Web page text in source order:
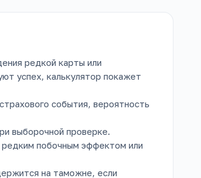
редкой карты или
успех, калькулятор покажет
события, вероятность
выборочной проверке.
редким побочным эффектом или
на таможне, если